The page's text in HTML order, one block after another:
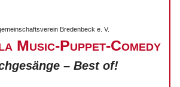
Bredenbeck e. V.
Music-Puppet-Comedy
– Best of!